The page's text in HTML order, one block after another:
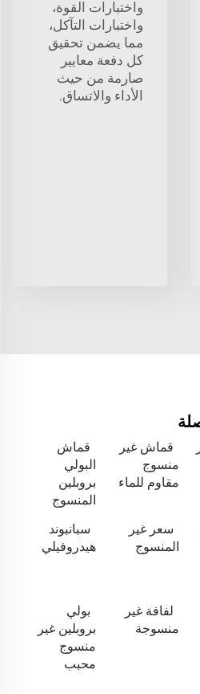
واختبارات القوة،
واختبارات التآكل،
مما يضمن تحقيق
كل دفعة معايير
صارمة من حيث
الأداء والاتساق.
قماش غير
منسوج
مقاوم للماء
قماش
البولي
بروبلين
المنسوج
سعر غير
المنسوج
سبانبوند
هيدروفيلي
لفافة غير
منسوجة
بولي
بروبلين غير
منسوج
محبب